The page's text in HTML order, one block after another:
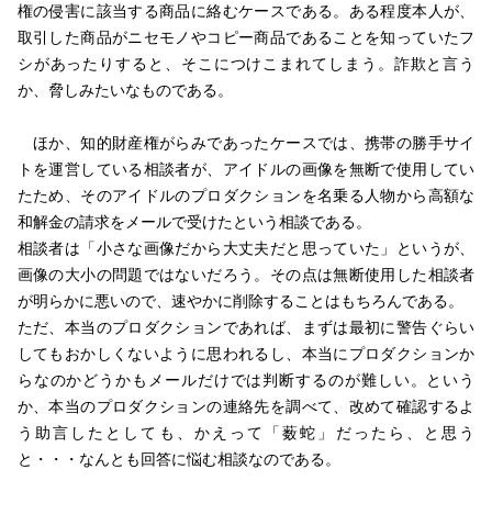
権の侵害に該当する商品に絡むケースである。ある程度本人が、
取引した商品がニセモノやコピー商品であることを知っていたフ
シがあったりすると、そこにつけこまれてしまう。詐欺と言う
か、脅しみたいなものである。
ほか、知的財産権がらみであったケースでは、携帯の勝手サイ
トを運営している相談者が、アイドルの画像を無断で使用してい
たため、そのアイドルのプロダクションを名乗る人物から高額な
和解金の請求をメールで受けたという相談である。
相談者は「小さな画像だから大丈夫だと思っていた」というが、
画像の大小の問題ではないだろう。その点は無断使用した相談者
が明らかに悪いので、速やかに削除することはもちろんである。
ただ、本当のプロダクションであれば、まずは最初に警告ぐらい
してもおかしくないように思われるし、本当にプロダクションか
らなのかどうかもメールだけでは判断するのが難しい。という
か、本当のプロダクションの連絡先を調べて、改めて確認するよ
う助言したとしても、かえって「薮蛇」だったら、と思う
と・・・なんとも回答に悩む相談なのである。